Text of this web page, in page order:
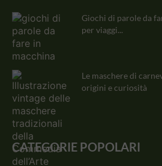
Giochi di parole da
per viaggi...
Le maschere di
origini e curiosità
CATEGORIE POPOLARI